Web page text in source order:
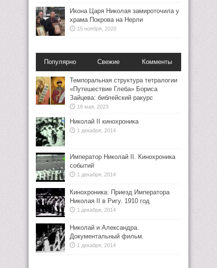
Икона Царя Николая замироточила у
храма Покрова на Нерли
15 ноября, 2020
Популярно Свежие Комменты
Темпоральная структура тетралогии
«Путешествие Глеба» Бориса
Зайцева: библейский ракурс
18 мая, 2023
Николай II кинохроника
1 декабря, 2014
Император Николай II. Кинохроника
событий
1 декабря, 2014
Кинохроника: Приезд Императора
Николая II в Ригу. 1910 год
1 декабря, 2014
Николай и Александра.
Документальный фильм.
1 декабря, 2014